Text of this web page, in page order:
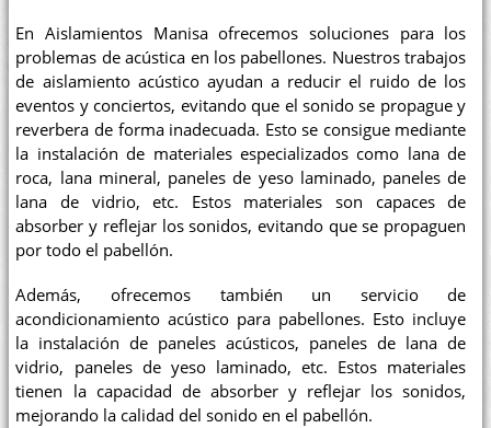
En Aislamientos Manisa ofrecemos soluciones para los
problemas de acústica en los pabellones. Nuestros trabajos
de aislamiento acústico ayudan a reducir el ruido de los
eventos y conciertos, evitando que el sonido se propague y
reverbera de forma inadecuada. Esto se consigue mediante
la instalación de materiales especializados como lana de
roca, lana mineral, paneles de yeso laminado, paneles de
lana de vidrio, etc. Estos materiales son capaces de
absorber y reflejar los sonidos, evitando que se propaguen
por todo el pabellón.
Además, ofrecemos también un servicio de
acondicionamiento acústico para pabellones. Esto incluye
la instalación de paneles acústicos, paneles de lana de
vidrio, paneles de yeso laminado, etc. Estos materiales
tienen la capacidad de absorber y reflejar los sonidos,
mejorando la calidad del sonido en el pabellón.